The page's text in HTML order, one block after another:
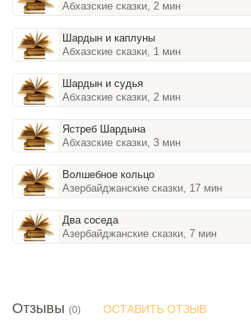
Абхазские сказки, 2 мин
Шардын и каплуны
Абхазские сказки, 1 мин
Шардын и судья
Абхазские сказки, 2 мин
Ястреб Шардына
Абхазские сказки, 3 мин
Волшебное кольцо
Азербайджанские сказки, 17 мин
Два соседа
Азербайджанские сказки, 7 мин
Отзывы (0) ОСТАВИТЬ ОТЗЫВ